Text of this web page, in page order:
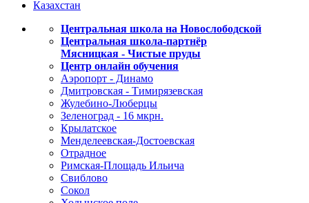
Казахстан
Центральная школа на Новослободской
Центральная школа-партнёр
Мясницкая - Чистые пруды
Центр онлайн обучения
Аэропорт - Динамо
Дмитровская - Тимирязевская
Жулебино-Люберцы
Зеленоград - 16 мкрн.
Крылатское
Менделеевская-Достоевская
Отрадное
Римская-Площадь Ильича
Свиблово
Сокол